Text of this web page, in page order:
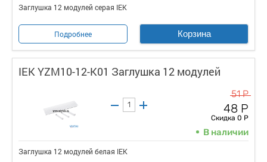
Заглушка 12 модулей серая IEK
Подробнее Корзина
IEK YZM10-12-K01 Заглушка 12 модулей
51 Р
48 Р
Скидка 0 Р
В наличии
Заглушка 12 модулей белая IEK